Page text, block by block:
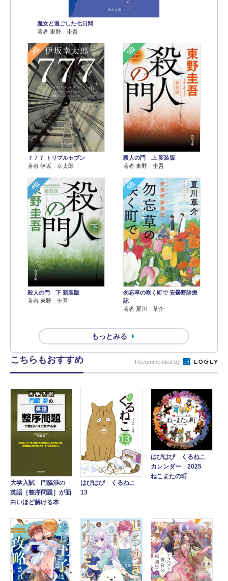
魔女と過ごした七日間
著者 東野 圭吾
2位
７７７ トリプルセブン
著者 伊坂 幸太郎
3位
殺人の門 上 新装版
著者 東野 圭吾
4位
殺人の門 下 新装版
著者 東野 圭吾
5位
勿忘草の咲く町で 安曇野診療
記
著者 夏川 草介
もっとみる
こちらもおすすめ Recommended by
大学入試 門脇渉の
英語［整序問題］が面
白いほど解ける本
はぴはぴ くるねこ
13
はぴはぴ くるねこ
カレンダー 2025
ねこまたの町